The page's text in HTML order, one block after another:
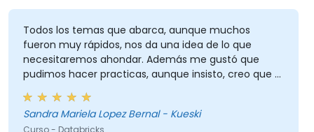
Todos los temas que abarca, aunque muchos
fueron muy rápidos, nos da una idea de lo que
necesitaremos ahondar. Además me gustó que
pudimos hacer practicas, aunque insisto, creo que el
curso amerita mas.
Sandra Mariela Lopez Bernal - Kueski